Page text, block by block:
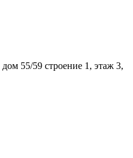
55/59 строение 1, этаж 3,